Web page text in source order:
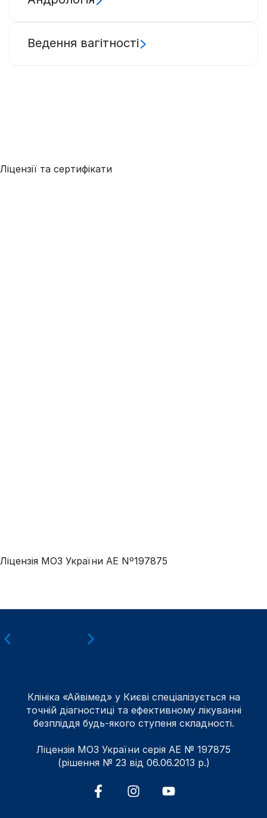
Ведення вагітності
Ліцензії та сертифікати
Ліцензія МОЗ України АЕ Nº197875
Клініка «Айвімед» у Києві спеціалізується на
точній діагностиці та ефективному лікуванні
безпліддя будь-якого ступеня складності.
Ліцензія МОЗ України серія АЕ № 197875
(рішення № 23 від 06.06.2013 р.)